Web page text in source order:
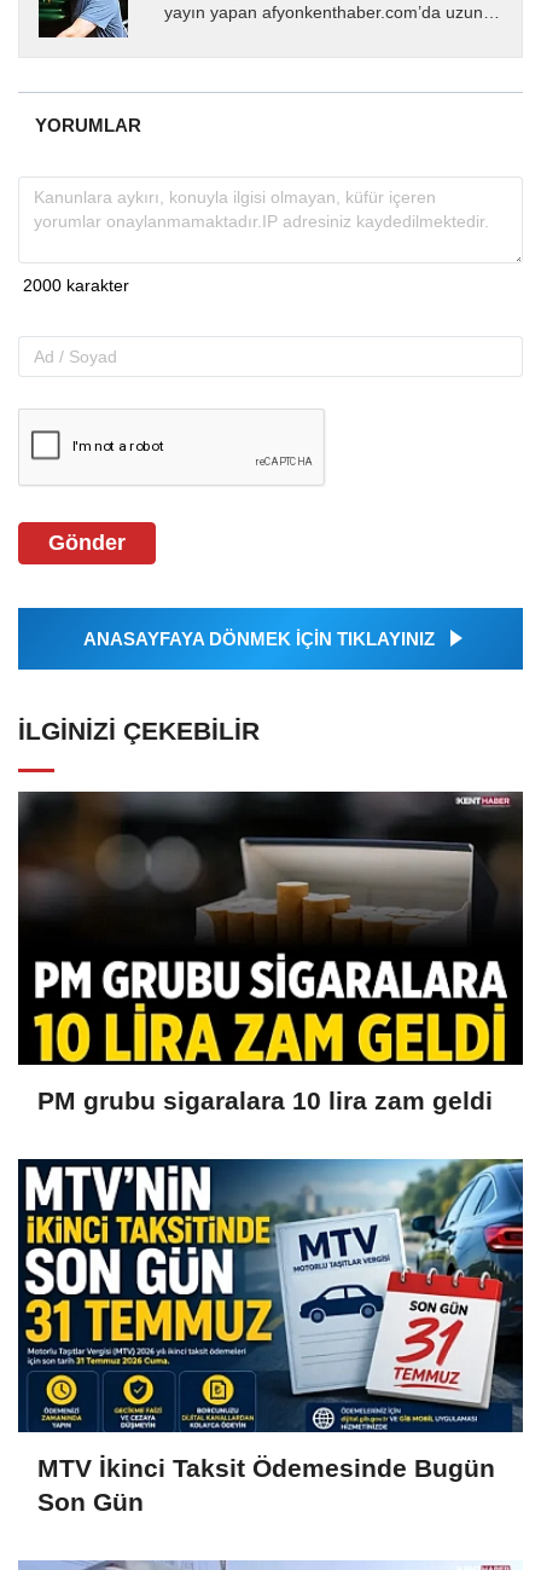
yayın yapan afyonkenthaber.com’da uzun
almakta, haber akışı...
YORUMLAR
Gönder
ANASAYFAYA DÖNMEK İÇİN TIKLAYINIZ
İLGINIZI ÇEKEBILIR
PM grubu sigaralara 10 lira zam geldi
MTV İkinci Taksit Ödemesinde Bugün
Son Gün